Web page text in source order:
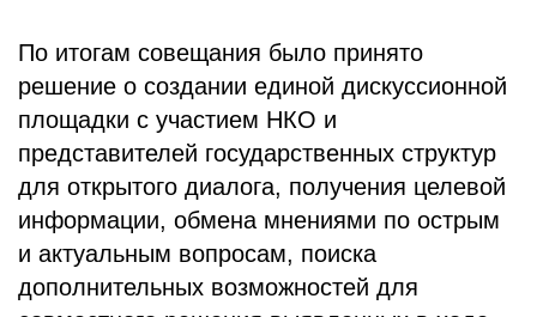
По итогам совещания было принято
решение о создании единой дискуссионной
площадки с участием НКО и
представителей государственных структур
для открытого диалога, получения целевой
информации, обмена мнениями по острым
и актуальным вопросам, поиска
дополнительных возможностей для